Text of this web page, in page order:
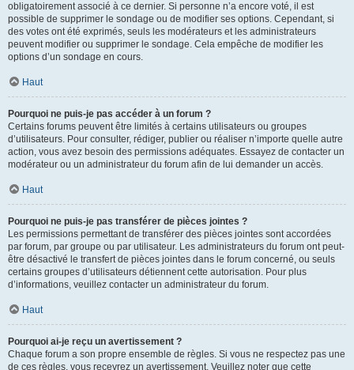
obligatoirement associé à ce dernier. Si personne n’a encore voté, il est
possible de supprimer le sondage ou de modifier ses options. Cependant, si
des votes ont été exprimés, seuls les modérateurs et les administrateurs
peuvent modifier ou supprimer le sondage. Cela empêche de modifier les
options d’un sondage en cours.
Haut
Pourquoi ne puis-je pas accéder à un forum ?
Certains forums peuvent être limités à certains utilisateurs ou groupes
d’utilisateurs. Pour consulter, rédiger, publier ou réaliser n’importe quelle autre
action, vous avez besoin des permissions adéquates. Essayez de contacter un
modérateur ou un administrateur du forum afin de lui demander un accès.
Haut
Pourquoi ne puis-je pas transférer de pièces jointes ?
Les permissions permettant de transférer des pièces jointes sont accordées
par forum, par groupe ou par utilisateur. Les administrateurs du forum ont peut-
être désactivé le transfert de pièces jointes dans le forum concerné, ou seuls
certains groupes d’utilisateurs détiennent cette autorisation. Pour plus
d’informations, veuillez contacter un administrateur du forum.
Haut
Pourquoi ai-je reçu un avertissement ?
Chaque forum a son propre ensemble de règles. Si vous ne respectez pas une
de ces règles, vous recevrez un avertissement. Veuillez noter que cette